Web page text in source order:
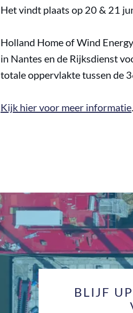
Het vindt plaats op 20 & 21
Holland Home of Wind
in Nantes en de Rijksdienst
totale oppervlakte tussen de
Kijk hier voor meer informatie.
BLIJF